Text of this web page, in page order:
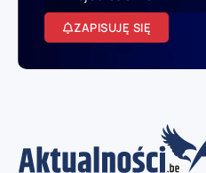
ZAPISUJĘ SIĘ